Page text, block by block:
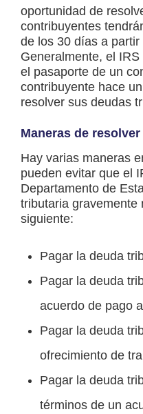
oportunidad de
contribuyentes
de los 30 días a
Generalmente, el
el pasaporte de un
contribuyente hace
resolver sus deudas
Maneras de
Hay varias maneras
pueden evitar que el
Departamento de
tributaria gravemente
siguiente:
Pagar la deuda
Pagar la deuda
acuerdo de pago
Pagar la deuda
ofrecimiento de
Pagar la deuda
términos de un